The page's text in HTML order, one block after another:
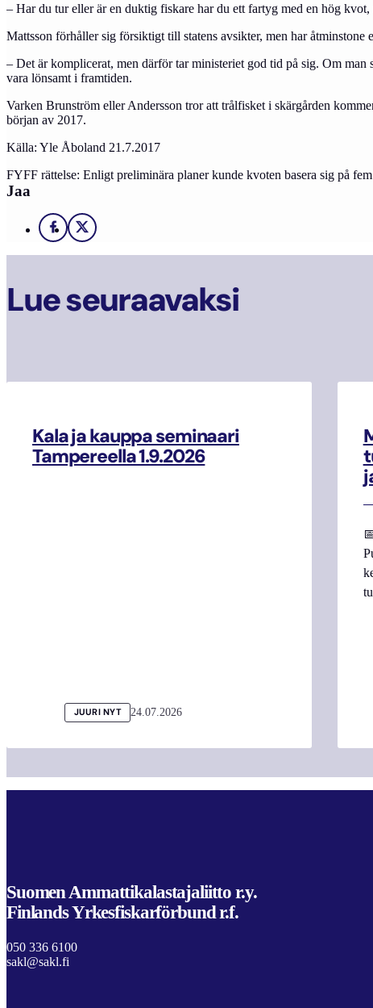
– Har du tur eller är en duktig fiskare har du ett fartyg med en hög
Mattsson förhåller sig försiktigt till statens avsikter, men har åtminstone
– Det är komplicerat, men därför tar ministeriet god tid på sig. Om man
vara lönsamt i framtiden.
Varken Brunström eller Andersson tror att trålfisket i skärgården
början av 2017.
Källa: Yle Åboland 21.7.2017
FYFF rättelse: Enligt preliminära planer kunde kvoten basera sig på
Jaa
Facebook
X
Lue seuraavaksi
Kala ja kauppa seminaari
Tampereella 1.9.2026
JUURI NYT 24.07.2026
Suomen Ammattikalastajaliitto r.y.
Finlands Yrkesfiskarförbund r.f.
050 336 6100
sakl@sakl.fi